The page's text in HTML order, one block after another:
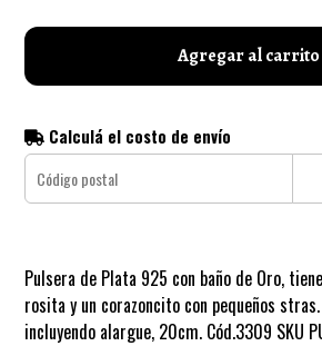
Agregar al carrito
Calculá el costo de envío
Pulsera de Plata 925 con baño de Oro,
rosita y un corazoncito con pequeños
incluyendo alargue, 20cm. Cód.3309 SKU